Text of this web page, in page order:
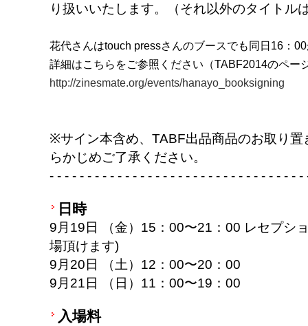
り扱いいたします。（それ以外のタイトル
花代さんはtouch pressさんのブースでも同日16：
詳細はこちらをご参照ください（TABF2014のペー
http://zinesmate.org/events/hanayo_booksigning
※サイン本含め、TABF出品商品のお取り
らかじめご了承ください。
- - - - - - - - - - - - - - - - - - - - - - - - - - - - - - - - - -
日時
9月19日 （金）15：00〜21：00 レセプシ
場頂けます)
9月20日 （土）12：00〜20：00
9月21日 （日）11：00〜19：00
入場料